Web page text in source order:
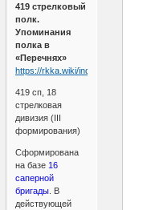
419 стрелковый
полк.
Упоминания
полка в
«Перечнях»
https://rkka.wiki/index.php/
419 сп, 18
стрелковая
дивизия (III
формирования)
Сформирована
на базе16
саперной
бригады. В
действующей